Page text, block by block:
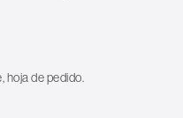
de pedido.